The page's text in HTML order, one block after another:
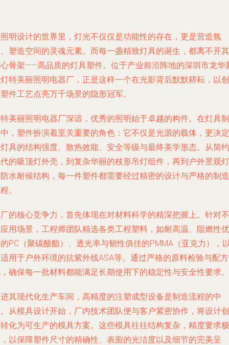
明设计的世界里，灯光不仅仅是功能性的存在，更是营造氛
塑造空间的灵魂元素。而每一盏精致灯具的诞生，都离不开其
骨架——高品质的灯具塑件。位于产业前沿阵地的深圳市龙华
特美丽照明电器厂，正是这样一个在光影背后默默耕耘，以创
件工艺点亮万千场景的隐形冠军。
美丽照明电器厂深谙，优秀的照明始于卓越的构件。在灯具制
，塑件扮演着至关重要的角色：它不仅是光源的载体，更决定
具的结构强度、散热效能、安全等级与最终美学形态。从简约
的吸顶灯外壳，到复杂华丽的枝形吊灯组件，再到户外景观灯
水耐候结构，每一件塑件都需要经过精密的设计与严格的制造
。
的核心竞争力，首先体现在对材料科学的精深把握上。针对不
用场景，工程师团队精选各类工程塑料，如耐高温、阻燃性优
PC（聚碳酸酯）、透光率与韧性俱佳的PMMA（亚克力），
用于户外环境的抗紫外线ASA等。通过严格的原料检验与配
确保每一批材料都能满足长期使用下的稳定性与安全性要求。
其现代化生产车间，高精度的注塑成型设备是制造流程的中
从模具设计开始，厂内技术团队便与客户紧密协作，将设计创
化为可生产的模具方案。这些模具往往结构复杂，精度要求极
以保障塑件尺寸的精确性、表面的光洁度以及细节的完美呈